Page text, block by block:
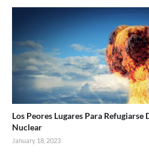
Los Peores Lugares Para
Nuclear
January 18, 2023